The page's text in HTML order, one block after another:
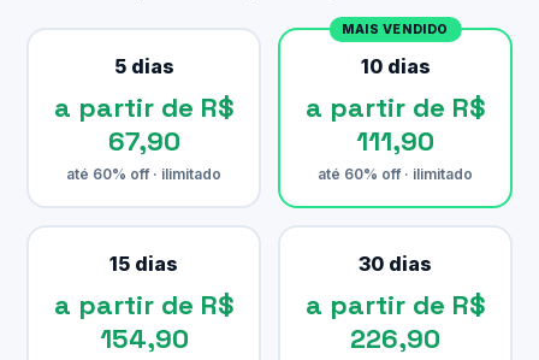
5 dias
a partir de R$
67,90
até 60% off · ilimitado
MAIS VENDIDO
10 dias
a partir de R$
111,90
até 60% off · ilimitado
15 dias
a partir de R$
154,90
30 dias
a partir de R$
226,90